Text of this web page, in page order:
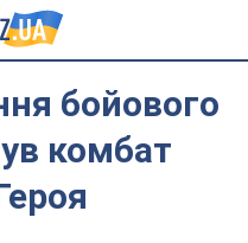
бойового
комбат